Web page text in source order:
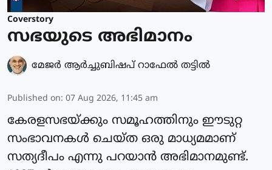
Coverstory
സഭയുടെ അഭിമാനം
മേജർ ആർച്ചുബിഷപ് റാഫേൽ തട്ടിൽ
Published on: 07 Aug 2026, 11:45 am
കേരളസഭയ്ക്കും സമൂഹത്തിനും ഈടുറ്റ
സംഭാവനകൾ ചെയ്ത ഒരു മാധ്യമമാണ്
സത്യദീപം എന്നു പറയാൻ അഭിമാനമുണ്ട്.